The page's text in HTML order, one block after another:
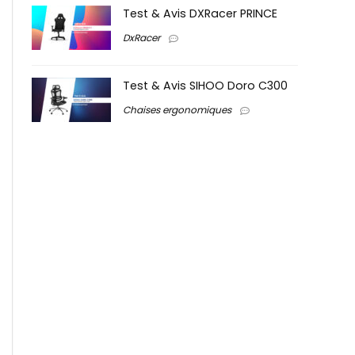
Test & Avis DXRacer PRINCE
DxRacer
Test & Avis SIHOO Doro C300
Chaises ergonomiques